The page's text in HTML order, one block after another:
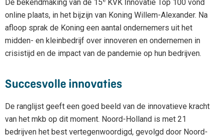
De bekendmaking van de 15
KVK Innovatie Top 100 vond
online plaats, in het bijzijn van Koning Willem-Alexander. Na
afloop sprak de Koning een aantal ondernemers uit het
midden- en kleinbedrijf over innoveren en ondernemen in
crisistijd en de impact van de pandemie op hun bedrijven.
Succesvolle innovaties
De ranglijst geeft een goed beeld van de innovatieve kracht
van het mkb op dit moment. Noord-Holland is met 21
bedrijven het best vertegenwoordigd, gevolgd door Noord-